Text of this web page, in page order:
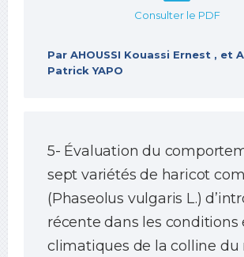
Consulter le PDF
Par AHOUSSI Kouassi Ernest , et
Patrick YAPO
5- Évaluation du
sept variétés de haricot
(Phaseolus vulgaris L.)
récente dans les conditions
climatiques de la colline du